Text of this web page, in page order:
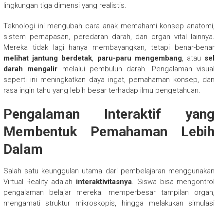
lingkungan tiga dimensi yang realistis.
Teknologi ini mengubah cara anak memahami konsep anatomi,
sistem pernapasan, peredaran darah, dan organ vital lainnya.
Mereka tidak lagi hanya membayangkan, tetapi benar-benar
melihat jantung berdetak, paru-paru mengembang, atau sel
darah mengalir melalui pembuluh darah. Pengalaman visual
seperti ini meningkatkan daya ingat, pemahaman konsep, dan
rasa ingin tahu yang lebih besar terhadap ilmu pengetahuan.
Pengalaman Interaktif yang
Membentuk Pemahaman Lebih
Dalam
Salah satu keunggulan utama dari pembelajaran menggunakan
Virtual Reality adalah interaktivitasnya. Siswa bisa mengontrol
pengalaman belajar mereka: memperbesar tampilan organ,
mengamati struktur mikroskopis, hingga melakukan simulasi